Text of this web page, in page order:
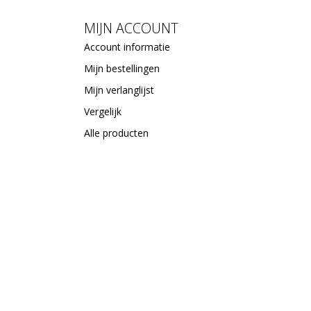
MIJN ACCOUNT
Account informatie
Mijn bestellingen
Mijn verlanglijst
Vergelijk
Alle producten